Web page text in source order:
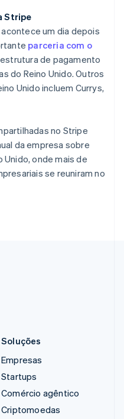
Stripe
um dia depois
parceria com o
de pagamento
do Reino Unido. Outros
Unido incluem Currys,
no Stripe
da empresa sobre
Unido, onde mais de
se reuniram no
Soluções
Empresas
Startups
Comércio agêntico
Criptomoedas